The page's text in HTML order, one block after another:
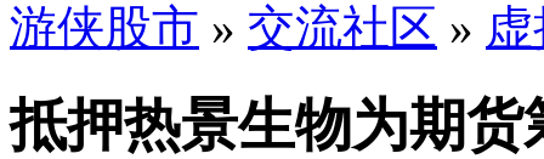
游侠股市 » 交流社区 »
抵押热景生物为期货